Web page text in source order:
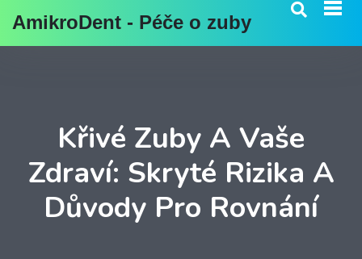
AmikroDent - Péče o zuby
Křivé Zuby A Vaše
Zdraví: Skryté Rizika A
Důvody Pro Rovnání